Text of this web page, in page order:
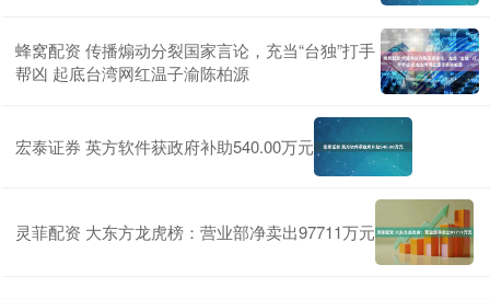
蜂窝配资 传播煽动分裂国家言论，充当“台独”打手
帮凶 起底台湾网红温子渝陈柏源
宏泰证券 英方软件获政府补助540.00万元
灵菲配资 大东方龙虎榜：营业部净卖出97711万元